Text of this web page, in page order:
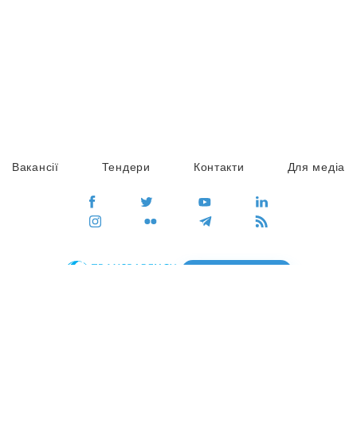
Вакансії Тендери Контакти Для медіа